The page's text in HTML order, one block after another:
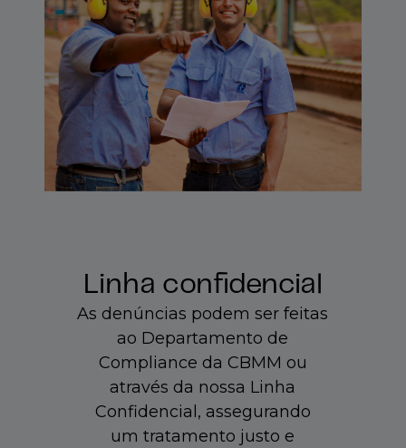
Linha confidencial
As denúncias podem ser feitas
ao Departamento de
Compliance da CBMM ou
através da nossa Linha
Confidencial, assegurando
um tratamento justo e